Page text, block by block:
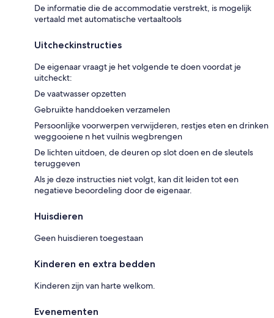
De informatie die de accommodatie verstrekt, is mogelijk
vertaald met automatische vertaaltools
Uitcheckinstructies
De eigenaar vraagt je het volgende te doen voordat je
uitcheckt:
De vaatwasser opzetten
Gebruikte handdoeken verzamelen
Persoonlijke voorwerpen verwijderen, restjes eten en drinken
weggooiene n het vuilnis wegbrengen
De lichten uitdoen, de deuren op slot doen en de sleutels
teruggeven
Als je deze instructies niet volgt, kan dit leiden tot een
negatieve beoordeling door de eigenaar.
Huisdieren
Geen huisdieren toegestaan
Kinderen en extra bedden
Kinderen zijn van harte welkom.
Evenementen